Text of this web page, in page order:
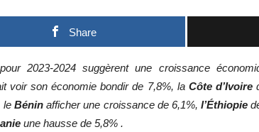
Share
2023-2024 suggèrent une croissance
voir son économie bondir de 7,8%, laCôte d’Ivoire
le Béninafficher une croissance de 6,1%,l’Éthiopie
une hausse de 5,8% .